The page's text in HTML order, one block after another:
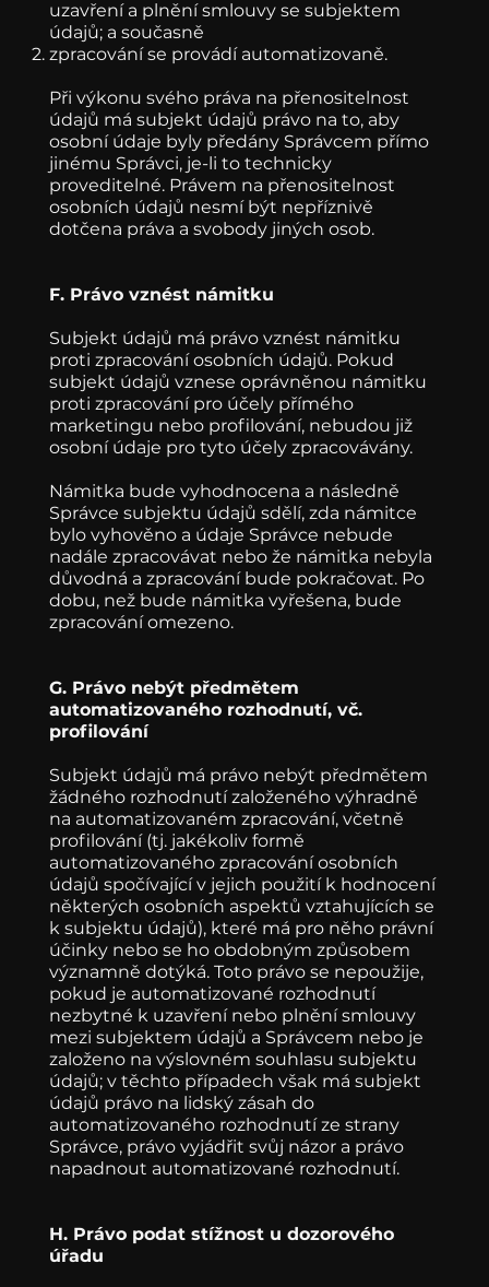
uzavření a plnění smlouvy se subjektem
údajů; a současně
zpracování se provádí automatizovaně.
Při výkonu svého práva na přenositelnost
údajů má subjekt údajů právo na to, aby
osobní údaje byly předány Správcem přímo
jinému Správci, je-li to technicky
proveditelné. Právem na přenositelnost
osobních údajů nesmí být nepříznivě
dotčena práva a svobody jiných osob.
F. Právo vznést námitku
Subjekt údajů má právo vznést námitku
proti zpracování osobních údajů. Pokud
subjekt údajů vznese oprávněnou námitku
proti zpracování pro účely přímého
marketingu nebo profilování, nebudou již
osobní údaje pro tyto účely zpracovávány.
Námitka bude vyhodnocena a následně
Správce subjektu údajů sdělí, zda námitce
bylo vyhověno a údaje Správce nebude
nadále zpracovávat nebo že námitka nebyla
důvodná a zpracování bude pokračovat. Po
dobu, než bude námitka vyřešena, bude
zpracování omezeno.
G. Právo nebýt předmětem
automatizovaného rozhodnutí, vč.
profilování
Subjekt údajů má právo nebýt předmětem
žádného rozhodnutí založeného výhradně
na automatizovaném zpracování, včetně
profilování (tj. jakékoliv formě
automatizovaného zpracování osobních
údajů spočívající v jejich použití k hodnocení
některých osobních aspektů vztahujících se
k subjektu údajů), které má pro něho právní
účinky nebo se ho obdobným způsobem
významně dotýká. Toto právo se nepoužije,
pokud je automatizované rozhodnutí
nezbytné k uzavření nebo plnění smlouvy
mezi subjektem údajů a Správcem nebo je
založeno na výslovném souhlasu subjektu
údajů; v těchto případech však má subjekt
údajů právo na lidský zásah do
automatizovaného rozhodnutí ze strany
Správce, právo vyjádřit svůj názor a právo
napadnout automatizované rozhodnutí.
H. Právo podat stížnost u dozorového
úřadu